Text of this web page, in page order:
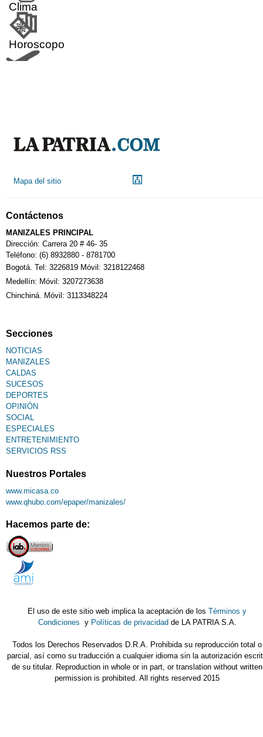
Clima
Horoscopo
Calendario Tributario
Sudoku
Mapa del sitio
Contáctenos
MANIZALES PRINCIPAL
Dirección: Carrera 20 # 46- 35
Teléfono: (6) 8932880 - 8781700
Bogotá. Tel: 3226819 Móvil: 3218122468
Medellín: Móvil: 3207273638
Chinchiná. Móvil: 3113348224
Secciones
NOTICIAS
MANIZALES
CALDAS
SUCESOS
DEPORTES
OPINIÓN
SOCIAL
ESPECIALES
ENTRETENIMIENTO
SERVICIOS RSS
Nuestros Portales
www.micasa.co
www.qhubo.com/epaper/manizales/
Hacemos parte de:
El uso de este sitio web implica la aceptación de losTérminos y
Condiciones y Políticas de privacidad de LA PATRIA S.A.
Todos los Derechos Reservados D.R.A. Prohibida su reproducción total o
parcial, así como su traducción a cualquier idioma sin la autorización
de su titular. Reproduction in whole or in part, or translation without written
permission is prohibited. All rights reserved 2015